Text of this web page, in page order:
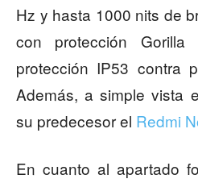
Hz y hasta 1000 nits de
con protección
protección IP53 contra
Además, a simple vista
su predecesor el Redmi
En cuanto al apartado